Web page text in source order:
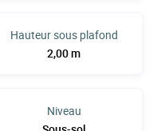
Hauteur sous plafond
2,00 m
Niveau